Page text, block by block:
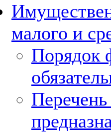
малого и
Порядок